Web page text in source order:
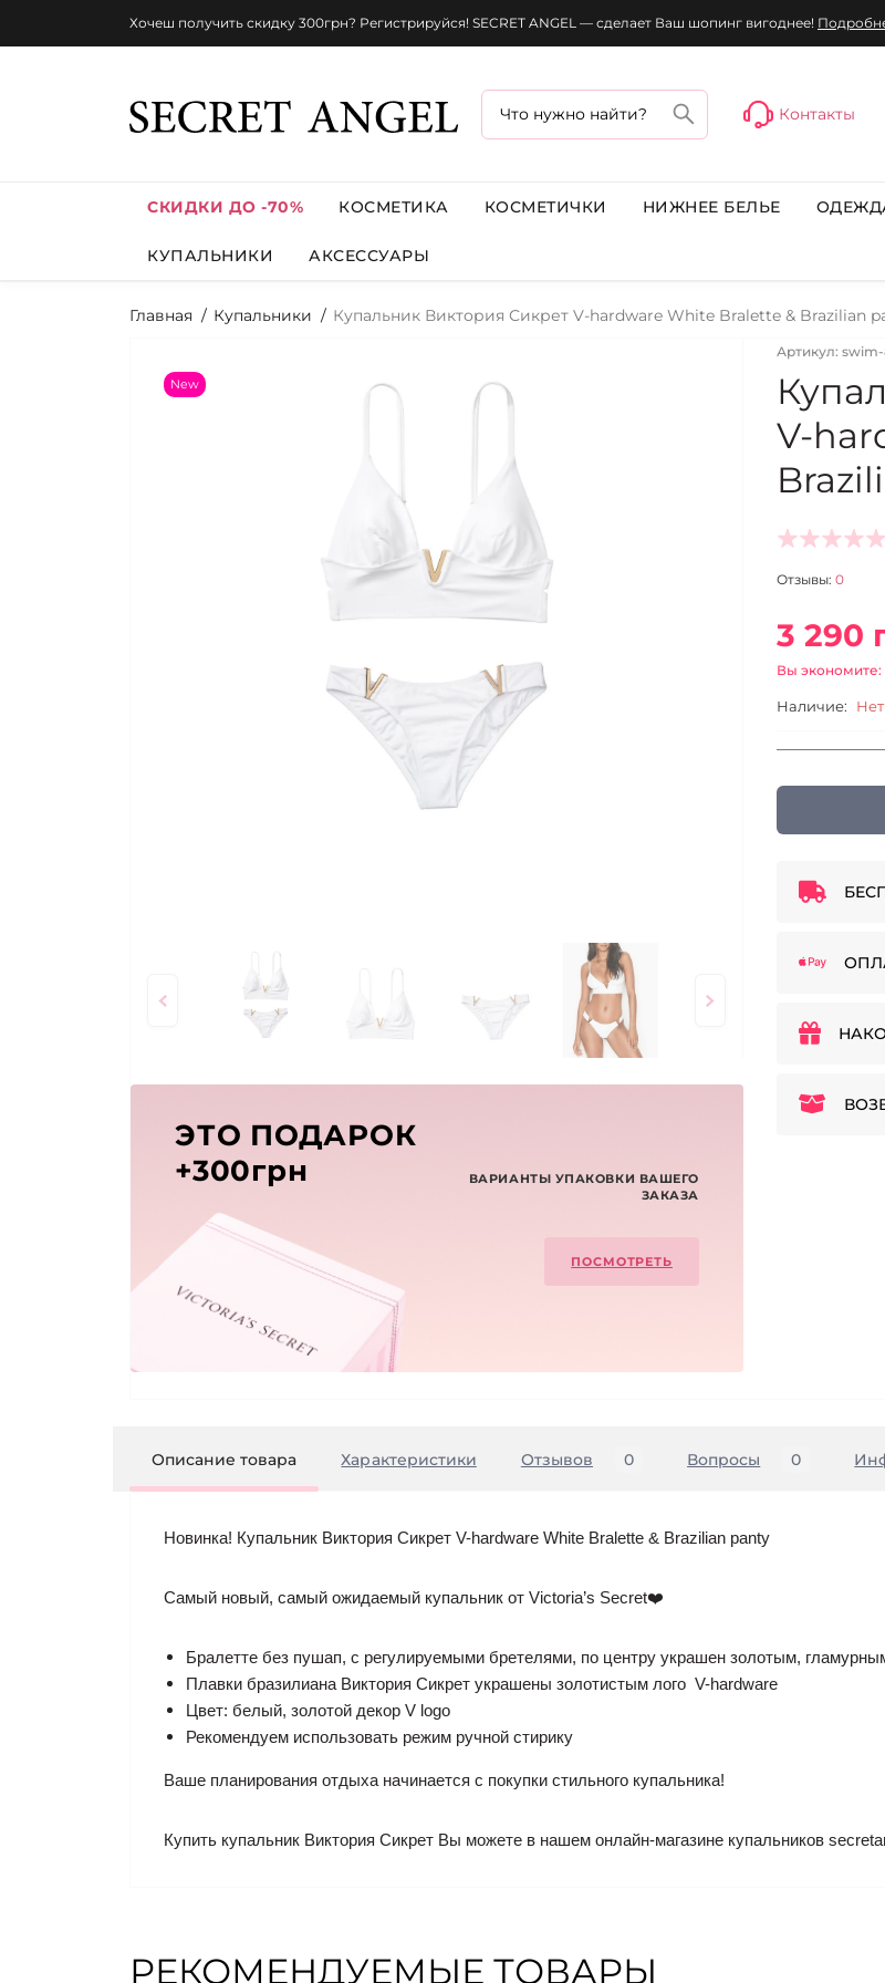
Хочеш получить скидку 300грн? Регистрируйся! SECRET ANGEL — сделает Ваш шопинг вигоднее!
Контакты
СКИДКИ ДО -70% КОСМЕТИКА КОСМЕТИЧКИ НИЖНЕЕ БЕЛЬЕ
КУПАЛЬНИКИ АКСЕССУАРЫ
Главная Купальники Купальник Виктория Сикрет V-hardware White Bralette & Brazilian
New
ЭТО ПОДАРОК
+300грн
ВАРИАНТЫ УПАКОВКИ ВАШЕГО
ЗАКАЗА
ПОСМОТРЕТЬ
Артикул:
V-
Отзывы: 0
3 290
Вы экономите:
Наличие:
Описание товара Характеристики Отзывов 0 Вопросы 0
Новинка! Купальник Виктория Сикрет V-hardware White Bralette & Brazilian panty
Самый новый, самый ожидаемый купальник от Victoria’s Secret❤️
Бралетте без пушап, c регулируемыми бретелями, по центру украшен золотым,
Плавки бразилиана Виктория Сикрет украшены золотистым лого V-hardware
Цвет: белый, золотой декор V logo
Рекомендуем использовать режим ручной стирику
Ваше планирования отдыха начинается с покупки стильного купальника!
Купить купальник Виктория Сикрет Вы можете в нашем онлайн-магазине купальников
РЕКОМЕНДУЕМЫЕ ТОВАРЫ